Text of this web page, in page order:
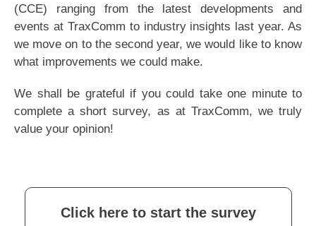
(CCE) ranging from the latest developments and
events at TraxComm to industry insights last year. As
we move on to the second year, we would like to know
what improvements we could make.
We shall be grateful if you could take one minute to
complete a short survey, as at TraxComm, we truly
value your opinion!
Click here to start the survey